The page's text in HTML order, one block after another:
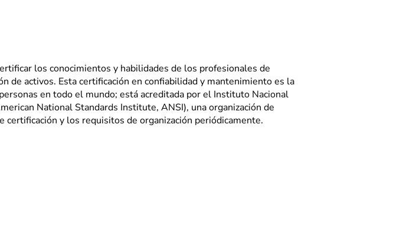
los conocimientos y habilidades de los profesionales de
de activos. Esta certificación en confiabilidad y mantenimiento es la
en todo el mundo; está acreditada por el Instituto Nacional
National Standards Institute, ANSI), una organización de
certificación y los requisitos de organización periódicamente.